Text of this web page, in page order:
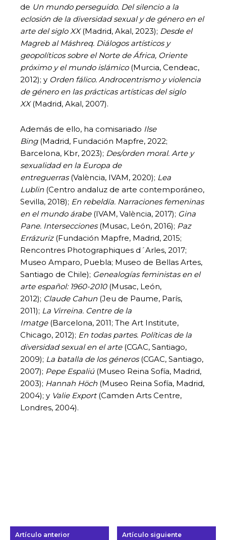
de Un mundo perseguido. Del silencio a la
eclosión de la diversidad sexual y de género en el
arte del siglo XX(Madrid, Akal, 2023); Desde el
Magreb al Máshreq. Diálogos artísticos y
geopolíticos sobre el Norte de África, Oriente
próximo y el mundo islámico(Murcia, Cendeac,
2012); y Orden fálico. Androcentrismo y violencia
de género en las prácticas artísticas del siglo
XX(Madrid, Akal, 2007).
Además de ello, ha comisariado Ilse
Bing(Madrid, Fundación Mapfre, 2022;
Barcelona, Kbr, 2023); Des/orden moral. Arte y
sexualidad en la Europa de
entreguerras(València, IVAM, 2020); Lea
Lublin (Centro andaluz de arte contemporáneo,
Sevilla, 2018); En rebeldía. Narraciones femeninas
en el mundo árabe(IVAM, València, 2017); Gina
Pane. Intersecciones(Musac, León, 2016); Paz
Errázuriz(Fundación Mapfre, Madrid, 2015;
Rencontres Photographiques d´Arles, 2017;
Museo Amparo, Puebla; Museo de Bellas Artes,
Santiago de Chile); Genealogías feministas en el
arte español: 1960-2010(Musac, León,
2012); Claude Cahun (Jeu de Paume, París,
2011); La Virreina. Centre de la
Imatge(Barcelona, 2011; The Art Institute,
Chicago, 2012); En todas partes. Políticas de la
diversidad sexual en el arte(CGAC, Santiago,
2009); La batalla de los géneros(CGAC, Santiago,
2007); Pepe Espaliú(Museo Reina Sofía, Madrid,
2003); Hannah Höch (Museo Reina Sofía, Madrid,
2004); y Valie Export(Camden Arts Centre,
Londres, 2004).
Artículo anterior Artículo siguiente